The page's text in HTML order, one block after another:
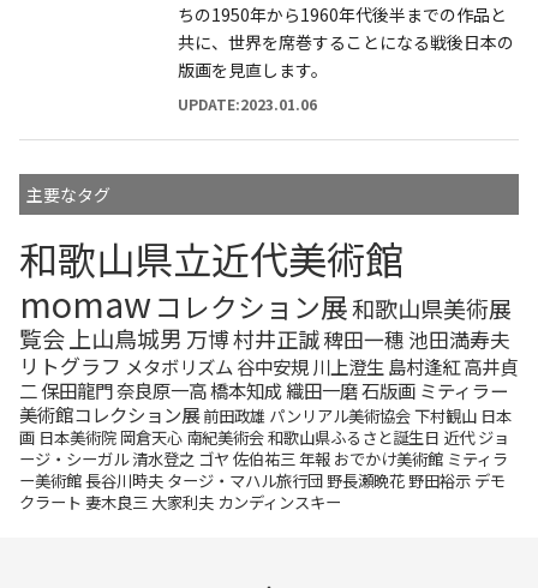
ちの1950年から1960年代後半までの作品と
共に、世界を席巻することになる戦後日本の
版画を見直します。
UPDATE:2023.01.06
主要なタグ
和歌山県立近代美術館
momawコレクション展和歌山県美術展
覧会 上山鳥城男 万博村井正誠稗田一穗 池田満寿夫
リトグラフ メタボリズム 谷中安規 川上澄生 島村逢紅高井貞
二保田龍門奈良原一高橋本知成織田一磨石版画 ミティラー
美術館コレクション展 前田政雄 パンリアル美術協会下村観山 日本
画 日本美術院 岡倉天心 南紀美術会和歌山県ふるさと誕生日 近代 ジョ
ージ・シーガル清水登之 ゴヤ 佐伯祐三年報 おでかけ美術館 ミティラ
ー美術館長谷川時夫 タージ・マハル旅行団野長瀬晩花野田裕示 デモ
クラート 妻木良三 大家利夫 カンディンスキー